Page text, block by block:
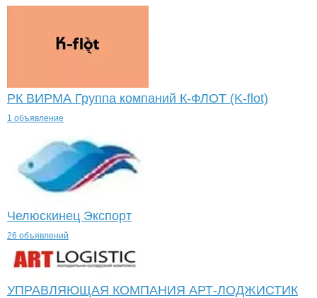
РК ВИРМА Группа компаний К-ФЛОТ (K-flot)
1 объявление
Челюскинец Экспорт
26 объявлений
УПРАВЛЯЮЩАЯ КОМПАНИЯ АРТ-ЛОДЖИСТИК